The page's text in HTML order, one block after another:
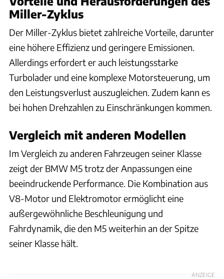
Miller-Zyklus
Der Miller-Zyklus bietet zahlreiche Vorteile, darunter
eine höhere Effizienz und geringere Emissionen.
Allerdings erfordert er auch leistungsstarke
Turbolader und eine komplexe Motorsteuerung, um
den Leistungsverlust auszugleichen. Zudem kann es
bei hohen Drehzahlen zu Einschränkungen kommen.
Vergleich mit anderen Modellen
Im Vergleich zu anderen Fahrzeugen seiner Klasse
zeigt der BMW M5 trotz der Anpassungen eine
beeindruckende Performance. Die Kombination aus
V8-Motor und Elektromotor ermöglicht eine
außergewöhnliche Beschleunigung und
Fahrdynamik, die den M5 weiterhin an der Spitze
seiner Klasse hält.
ANZEIGE